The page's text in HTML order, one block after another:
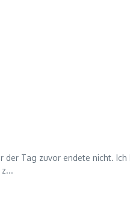
Tag zuvor endete nicht. Ich